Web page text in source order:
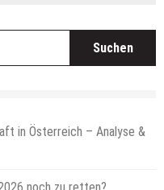
in Österreich – Analyse &